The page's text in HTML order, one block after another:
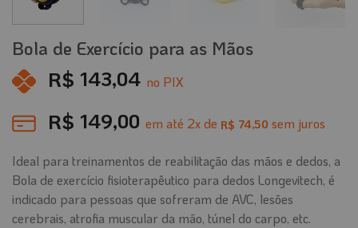
Bola de Exercício para as Mãos
R$ 143,04 no PIX
R$ 149,00 em até 2x de R$ 74,50 sem juros
Ideal para treinamentos de reabilitação das mãos e dedos, a
Bola de exercício fisioterapêutico para dedos Longevitech, é
indicado para pessoas que sofreram de AVC, lesões
cerebrais, atrofia muscular da mão, túnel do carpo, etc.